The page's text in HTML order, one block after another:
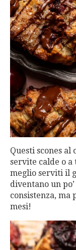
Questi scones al
servite calde o
meglio serviti il
diventano un
consistenza, ma
mesi!